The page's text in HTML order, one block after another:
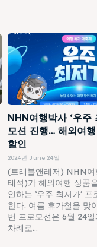
NHN여행박사 ‘우주
모션 진행… 해외여
할인
2024년 June 24일
(트래블앤레저) NHN여
태석)가 해외여행 상품
인하는 ‘우주 최저가’
한다. 여름 휴가철을 맞
번 프로모션은 6월 24
차례로...